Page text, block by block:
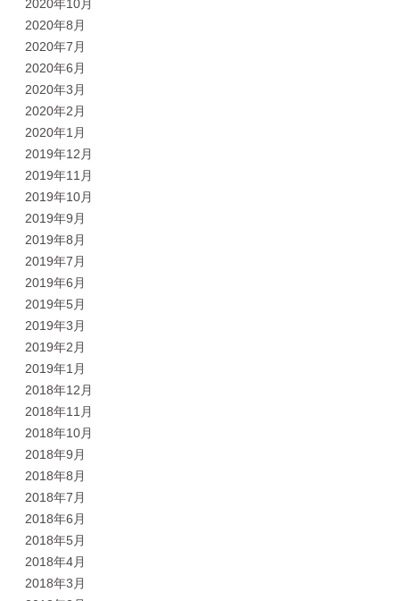
2020年10月
2020年8月
2020年7月
2020年6月
2020年3月
2020年2月
2020年1月
2019年12月
2019年11月
2019年10月
2019年9月
2019年8月
2019年7月
2019年6月
2019年5月
2019年3月
2019年2月
2019年1月
2018年12月
2018年11月
2018年10月
2018年9月
2018年8月
2018年7月
2018年6月
2018年5月
2018年4月
2018年3月